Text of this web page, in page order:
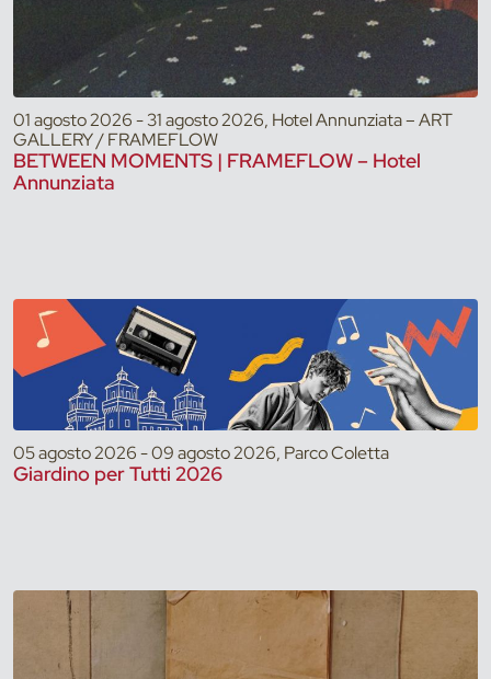
01 agosto 2026 - 31 agosto 2026, Hotel Annunziata – ART
GALLERY / FRAMEFLOW
BETWEEN MOMENTS | FRAMEFLOW – Hotel
Annunziata
05 agosto 2026 - 09 agosto 2026, Parco Coletta
Giardino per Tutti 2026